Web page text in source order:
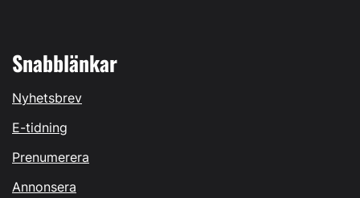
Snabblänkar
Nyhetsbrev
E-tidning
Prenumerera
Annonsera